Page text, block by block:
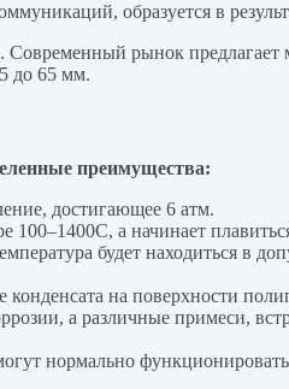
образуется в
рынок предлагает
до 65 мм.
преимущества:
достигающее 6 атм.
100–1400С, а начинает
будет находиться в
на поверхности
а различные примеси,
нормально